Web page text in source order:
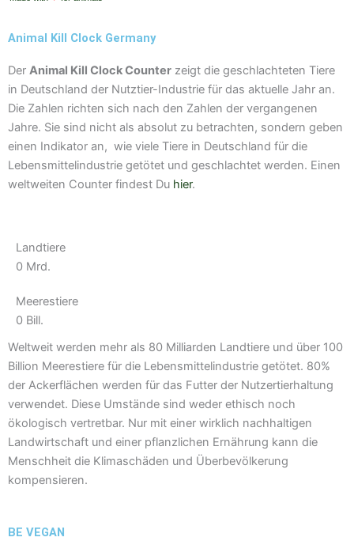
a
m
Animal Kill Clock Germany
Der Animal Kill Clock Counter zeigt die geschlachteten Tiere
in Deutschland der Nutztier-Industrie für das aktuelle Jahr an.
Die Zahlen richten sich nach den Zahlen der vergangenen
Jahre. Sie sind nicht als absolut zu betrachten, sondern geben
einen Indikator an, wie viele Tiere in Deutschland für die
Lebensmittelindustrie getötet und geschlachtet werden. Einen
weltweiten Counter findest Du hier.
Landtiere
0 Mrd.
Meerestiere
0 Bill.
Weltweit werden mehr als 80 Milliarden Landtiere und über 100
Billion Meerestiere für die Lebensmittelindustrie getötet. 80%
der Ackerflächen werden für das Futter der Nutzertierhaltung
verwendet. Diese Umstände sind weder ethisch noch
ökologisch vertretbar. Nur mit einer wirklich nachhaltigen
Landwirtschaft und einer pflanzlichen Ernährung kann die
Menschheit die Klimaschäden und Überbevölkerung
kompensieren.
BE VEGAN